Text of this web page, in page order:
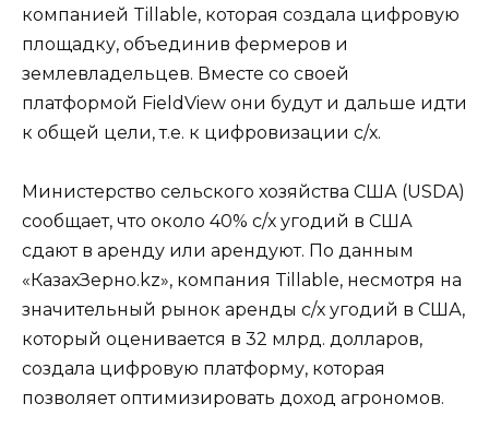
компанией Tillable, которая создала цифровую
площадку, объединив фермеров и
землевладельцев. Вместе со своей
платформой FieldView они будут и дальше идти
к общей цели, т.е. к цифровизации с/х.
Министерство сельского хозяйства США (USDA)
сообщает, что около 40% с/х угодий в США
сдают в аренду или арендуют. По данным
«КазахЗерно.kz», компания Tillable, несмотря на
значительный рынок аренды с/х угодий в США,
который оценивается в 32 млрд. долларов,
создала цифровую платформу, которая
позволяет оптимизировать доход агрономов.